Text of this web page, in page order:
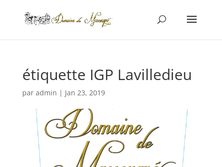
étiquette IGP Lavilledieu
par admin | Jan 23, 2019